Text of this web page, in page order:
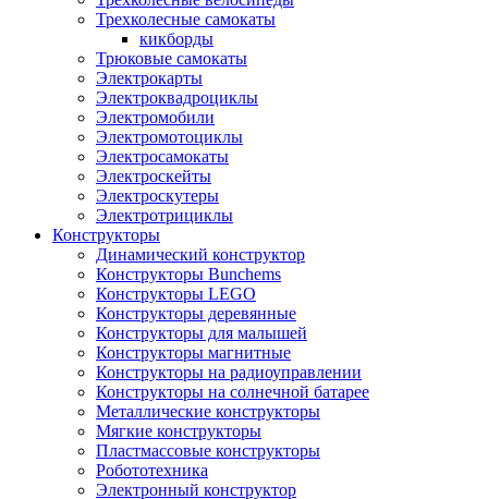
Трехколесные самокаты
кикборды
Трюковые самокаты
Электрокарты
Электроквадроциклы
Электромобили
Электромотоциклы
Электросамокаты
Электроскейты
Электроскутеры
Электротрициклы
Конструкторы
Динамический конструктор
Конструкторы Bunchems
Конструкторы LEGO
Конструкторы деревянные
Конструкторы для малышей
Конструкторы магнитные
Конструкторы на радиоуправлении
Конструкторы на солнечной батарее
Металлические конструкторы
Мягкие конструкторы
Пластмассовые конструкторы
Робототехника
Электронный конструктор